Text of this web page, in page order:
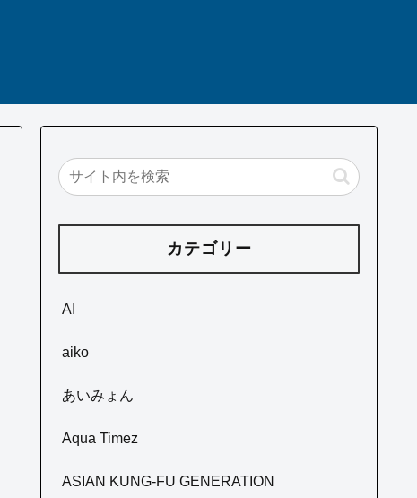
カテゴリー
AI
aiko
あいみょん
Aqua Timez
ASIAN KUNG-FU GENERATION